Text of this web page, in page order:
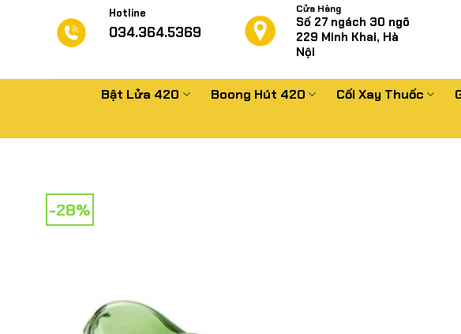
Hotline
034.364.5369
Cửa Hàng
Số 27 ngách 30 ngõ
229 Minh Khai, Hà
Nội
Bật Lửa 420 Boong Hút 420 Cối Xay Thuốc
-28%